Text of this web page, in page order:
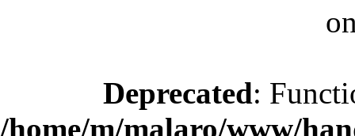
Deprecated:
/home/m/malaro/www/